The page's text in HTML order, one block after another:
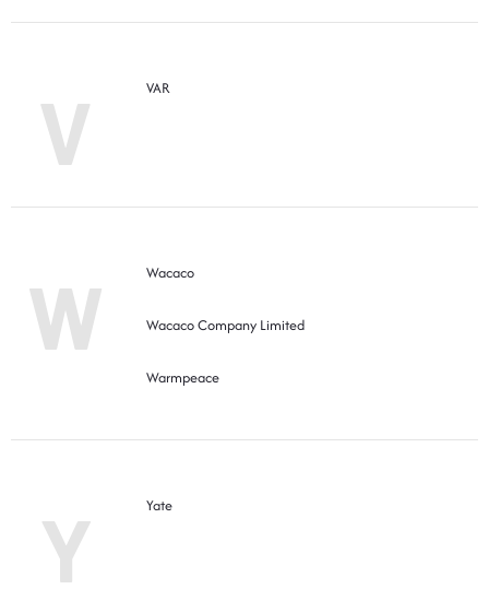
V VAR
W Wacaco
Wacaco Company Limited
Warmpeace
Y Yate